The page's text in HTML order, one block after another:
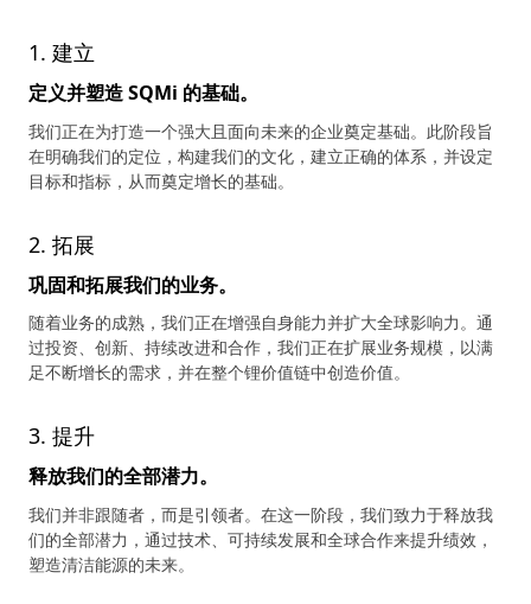
1. 建立
定义并塑造 SQMi 的基础。
我们正在为打造一个强大且面向未来的企业奠定基础。此阶段旨
在明确我们的定位，构建我们的文化，建立正确的体系，并设定
目标和指标，从而奠定增长的基础。
2. 拓展
巩固和拓展我们的业务。
随着业务的成熟，我们正在增强自身能力并扩大全球影响力。通
过投资、创新、持续改进和合作，我们正在扩展业务规模，以满
足不断增长的需求，并在整个锂价值链中创造价值。
3. 提升
释放我们的全部潜力。
我们并非跟随者，而是引领者。在这一阶段，我们致力于释放我
们的全部潜力，通过技术、可持续发展和全球合作来提升绩效，
塑造清洁能源的未来。